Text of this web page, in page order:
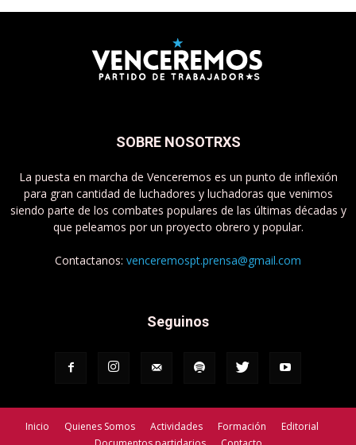
SOBRE NOSOTRXS
La puesta en marcha de Venceremos es un punto de inflexión
para gran cantidad de luchadores y luchadoras que venimos
siendo parte de los combates populares de las últimas décadas y
que peleamos por un proyecto obrero y popular.
Contactanos: venceremospt.prensa@gmail.com
Seguinos
Inicio Quienes Somos Actividades Formación
Editorial